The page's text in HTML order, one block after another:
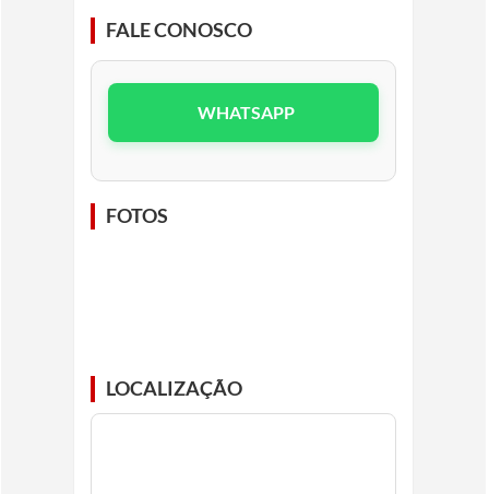
FALE CONOSCO
WHATSAPP
FOTOS
LOCALIZAÇÃO